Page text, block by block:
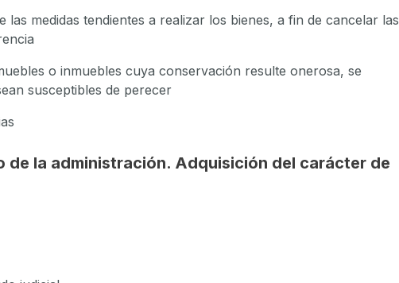
las medidas tendientes a realizar los bienes, a fin de cancelar las
o inmuebles cuya conservación resulte onerosa, se
susceptibles de perecer
de la administración. Adquisición del carácter de